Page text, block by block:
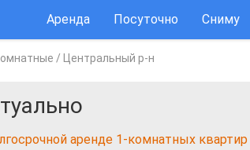
Аренда Посуточно Сниму
/ Центральный р-н
аренде 1-комнатных